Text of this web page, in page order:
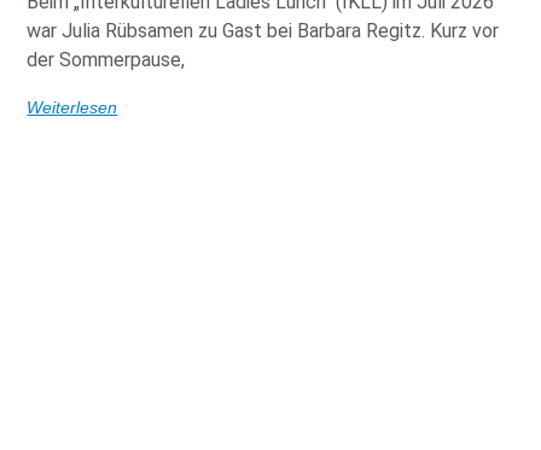
war Julia Rübsamen zu Gast bei Barbara Regitz. Kurz vor
der Sommerpause,
Weiterlesen